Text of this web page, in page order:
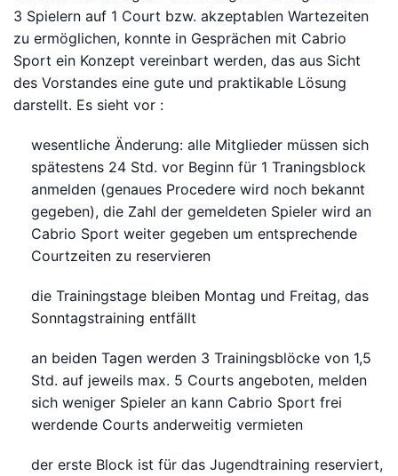
3 Spielern auf 1 Court bzw. akzeptablen Wartezeiten
zu ermöglichen, konnte in Gesprächen mit Cabrio
Sport ein Konzept vereinbart werden, das aus Sicht
des Vorstandes eine gute und praktikable Lösung
darstellt. Es sieht vor :
wesentliche Änderung: alle Mitglieder müssen sich
spätestens 24 Std. vor Beginn für 1 Traningsblock
anmelden (genaues Procedere wird noch bekannt
gegeben), die Zahl der gemeldeten Spieler wird an
Cabrio Sport weiter gegeben um entsprechende
Courtzeiten zu reservieren
die Trainingstage bleiben Montag und Freitag, das
Sonntagstraining entfällt
an beiden Tagen werden 3 Trainingsblöcke von 1,5
Std. auf jeweils max. 5 Courts angeboten, melden
sich weniger Spieler an kann Cabrio Sport frei
werdende Courts anderweitig vermieten
der erste Block ist für das Jugendtraining reserviert,